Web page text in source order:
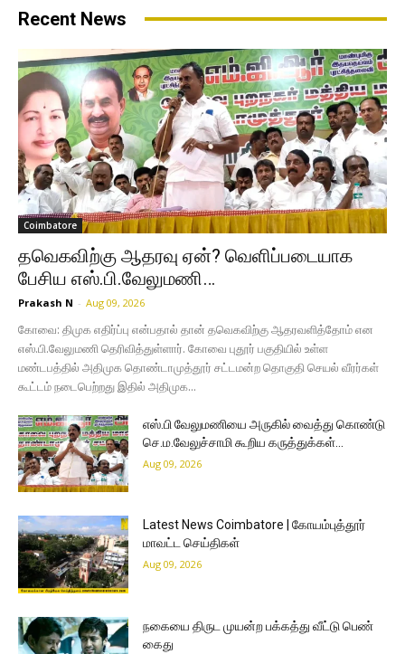
Recent News
Coimbatore
தவெகவிற்கு ஆதரவு ஏன்? வெளிப்படையாக
பேசிய எஸ்.பி.வேலுமணி…
Prakash N - Aug 09, 2026
கோவை: திமுக எதிர்ப்பு என்பதால் தான் தவெகவிற்கு ஆதரவளித்தோம் என
எஸ்.பி.வேலுமணி தெரிவித்துள்ளார். கோவை புதூர் பகுதியில் உள்ள
மண்டபத்தில் அதிமுக தொண்டாமுத்தூர் சட்டமன்ற தொகுதி செயல் வீரர்கள்
கூட்டம் நடைபெற்றது இதில் அதிமுக...
எஸ்.பி வேலுமணியை அருகில் வைத்து கொண்டு
செ.ம.வேலுச்சாமி கூறிய கருத்துக்கள்…
Aug 09, 2026
Latest News Coimbatore | கோயம்புத்தூர்
மாவட்ட செய்திகள்
Aug 09, 2026
நகையை திருட முயன்ற பக்கத்து வீட்டு பெண்
கைது